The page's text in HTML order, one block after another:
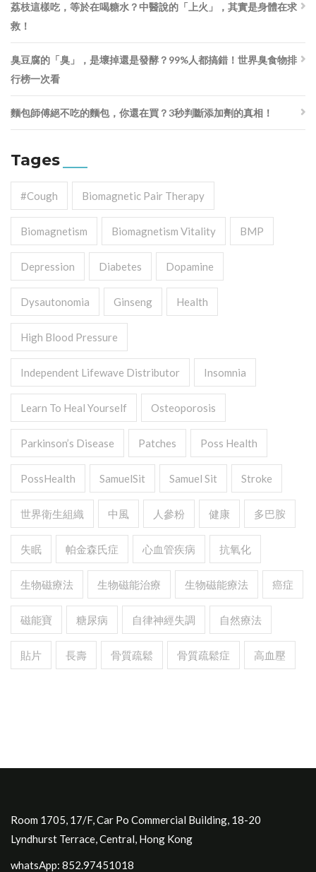
荔枝這樣吃，等於在喝糖水？中醫說的「上火」，其實是身體在求
救！
臭豆腐的「臭」，是壞掉還是發酵？99%人都搞錯！世界臭食物排
行榜一次看
麵包師傅絕不吃的麵包，你還在買？3秒判斷添加劑的真相！
Tages
#cough Biomagnetic Pair Therapy
Biomagnetism Biomagnetism Vitality BMP
Depression Diabetes Dopamine
Dysautonomia Ginseng Health
High Blood Pressure
Independent Lifewave Distributor Insomnia
Learn To Heal Yourself Osteoporosis
Parkinson’s Disease Patches Poss Health
PossHealth SamuelSit Samuel Sit Stroke
世界衛生組織 中風 人參粉 健康 多巴胺
失眠 帕金森氏症 心血管疾病 抗氧化
生物磁療法 生物磁能治療 生物磁能療法 癌症
磁能寶 糖尿病 自律神經失調 自然療法
貼片 長壽 骨質疏鬆 骨質疏鬆症 高血壓
Room 1705, 17/F, Car Po Commercial Building, 18-20
Lyndhurst Terrace, Central, Hong Kong
whatsApp: 852.97451018